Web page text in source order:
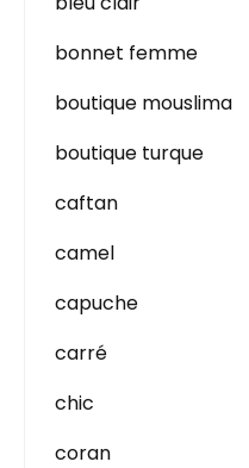
bonnet femme
boutique mouslima
boutique turque
caftan
camel
capuche
carré
chic
coran